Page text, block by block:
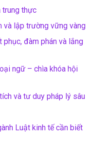
trung thực
và lập trường vững vàng
phục, đàm phán và lắng
ngữ – chìa khóa hội
và tư duy pháp lý sâu
Luật kinh tế cần biết